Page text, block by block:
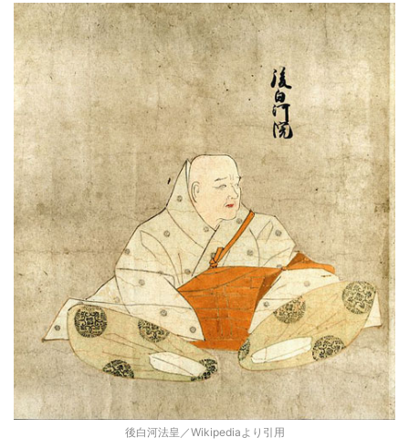
後白河法皇／Wikipediaより引用